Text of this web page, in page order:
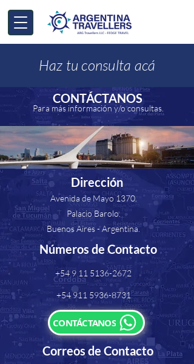
Haz tu consulta acá
CONTÁCTANOS
Para más información y/o consultas.
Dirección
Avenida de Mayo 1370.
Palacio Barolo.
Buenos Aires - Argentina.
​Números de Contacto
+54 9 11 5136-2672
+54 911 5936-8731
CONTÁCTANOS
Correos de Contacto